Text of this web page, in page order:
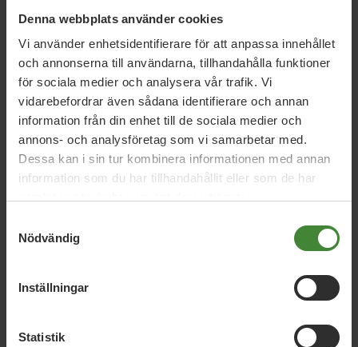
Denna webbplats använder cookies
Vi använder enhetsidentifierare för att anpassa innehållet
och annonserna till användarna, tillhandahålla funktioner
för sociala medier och analysera vår trafik. Vi
vidarebefordrar även sådana identifierare och annan
information från din enhet till de sociala medier och
annons- och analysföretag som vi samarbetar med.
Dessa kan i sin tur kombinera informationen med annan
information som du har tillhandahållit eller som de har
Nödvändig
Inställningar
Statistik
Nyckelpersoner i Hultsfred
Amie Ringberg
Läs mer om Amie Ringberg
Caroline Axelsson
Läs mer om Caroline Axelsson